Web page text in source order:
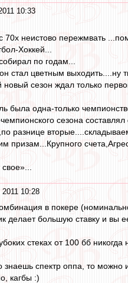
10:33
70х неистово пережмвать
Хоккей...
по годам...
стал цветным выходить....ну
сезон ждал только
была одна-только
сезона
разнице
призам...Крупного
10:28
в покере
делает большую ставку и вы
стеках от 100 бб
спектр оппа, то можно
кагбы :)